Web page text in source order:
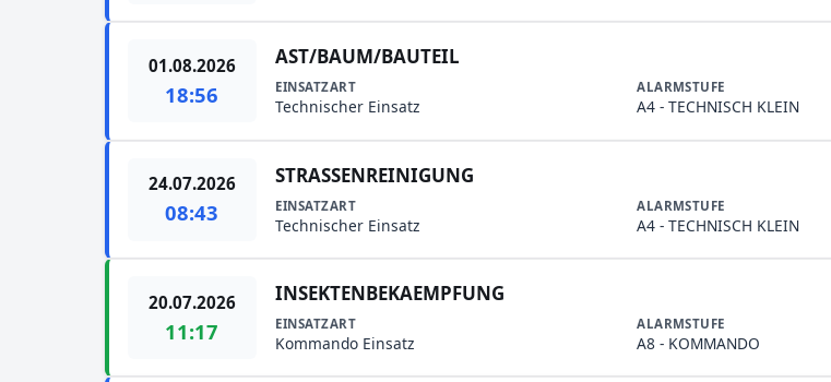
01.08.2026
18:56
AST/BAUM/BAUTEIL
EINSATZART
Technischer Einsatz
ALARMSTUFE
A4 - TECHNISCH KLEIN
24.07.2026
08:43
STRASSENREINIGUNG
EINSATZART
Technischer Einsatz
ALARMSTUFE
A4 - TECHNISCH KLEIN
20.07.2026
11:17
INSEKTENBEKAEMPFUNG
EINSATZART
Kommando Einsatz
ALARMSTUFE
A8 - KOMMANDO